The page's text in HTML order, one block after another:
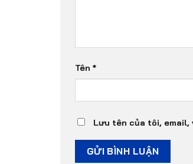
Tên *
Lưu tên của tôi,